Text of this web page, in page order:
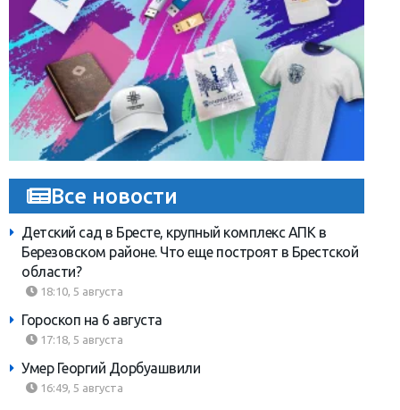
Все новости
Детский сад в Бресте, крупный комплекс АПК в
Березовском районе. Что еще построят в Брестской
области?
18:10, 5 августа
Гороскоп на 6 августа
17:18, 5 августа
Умер Георгий Дорбуашвили
16:49, 5 августа